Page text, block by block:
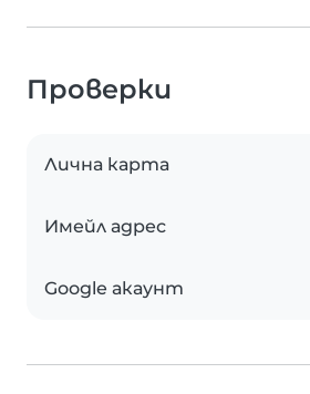
Проверки
Лична карта
Имейл адрес
Google акаунт